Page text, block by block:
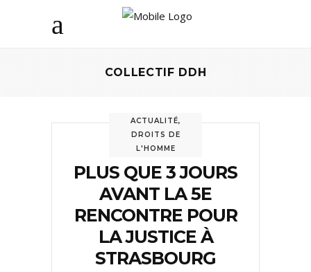
COLLECTIF DDH
ACTUALITÉ,
DROITS DE
L'HOMME
PLUS QUE 3 JOURS
AVANT LA 5E
RENCONTRE POUR
LA JUSTICE À
STRASBOURG